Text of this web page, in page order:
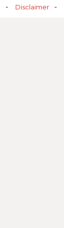
Disclaimer